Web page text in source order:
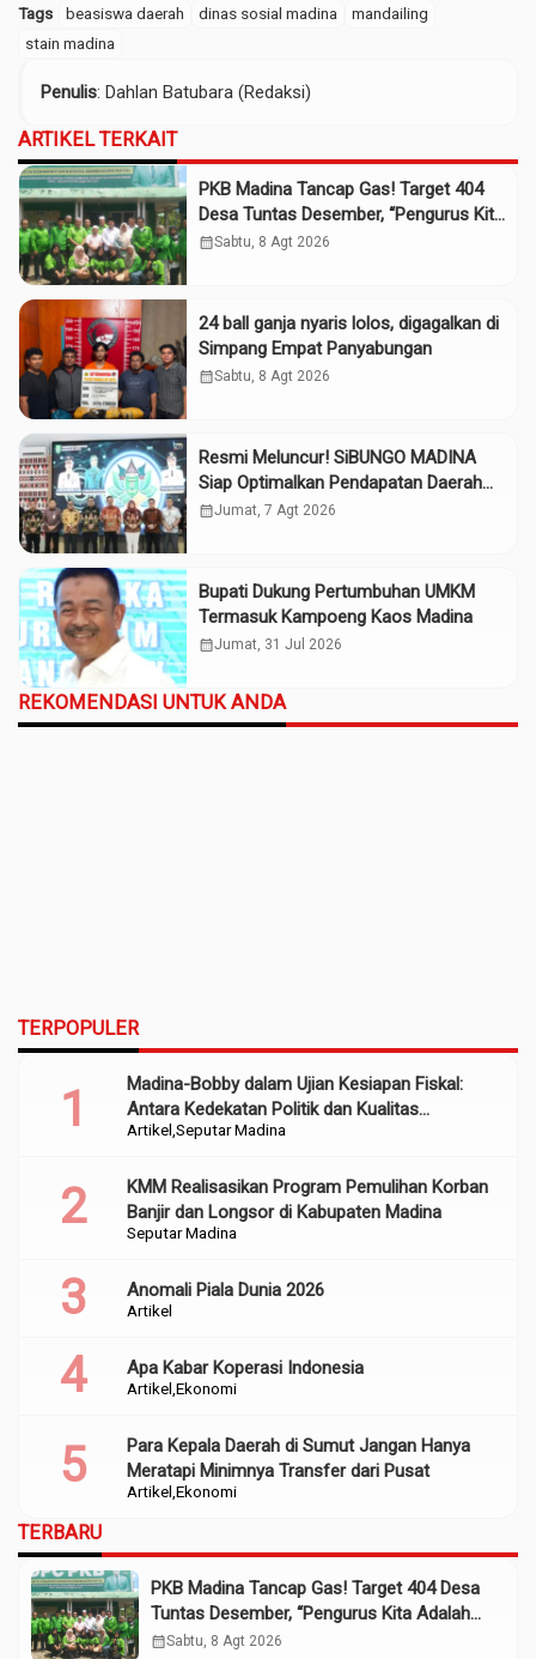
Tags beasiswa daerah dinas sosial madina
mandailing
stain madina
Penulis: Dahlan Batubara (Redaksi)
ARTIKEL TERKAIT
PKB Madina Tancap Gas! Target 404
Desa Tuntas Desember, “Pengurus Kita
Adalah Tokoh”
calendar_monthSabtu, 8 Agt 2026
24 ball ganja nyaris lolos, digagalkan di
Simpang Empat Panyabungan
calendar_monthSabtu, 8 Agt 2026
Resmi Meluncur! SiBUNGO MADINA
Siap Optimalkan Pendapatan Daerah
Madina
calendar_monthJumat, 7 Agt 2026
Bupati Dukung Pertumbuhan UMKM
Termasuk Kampoeng Kaos Madina
calendar_monthJumat, 31 Jul 2026
REKOMENDASI UNTUK ANDA
TERPOPULER
Artikel Seputar Madina
Madina-Bobby dalam Ujian Kesiapan Fiskal:
Antara Kedekatan Politik dan Kualitas
Perencanaan
Seputar Madina
KMM Realisasikan Program Pemulihan Korban
Banjir dan Longsor di Kabupaten Madina
Artikel
Anomali Piala Dunia 2026
Artikel Ekonomi
Apa Kabar Koperasi Indonesia
Artikel Ekonomi
Para Kepala Daerah di Sumut Jangan Hanya
Meratapi Minimnya Transfer dari Pusat
TERBARU
PKB Madina Tancap Gas! Target 404 Desa
Tuntas Desember, “Pengurus Kita Adalah
Tokoh”
calendar_monthSabtu, 8 Agt 2026